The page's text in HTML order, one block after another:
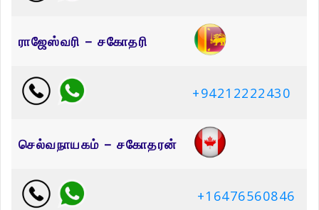
ராஜேஸ்வரி – சகோதரி
+94212222430
செல்வநாயகம் – சகோதரன்
+16476560846